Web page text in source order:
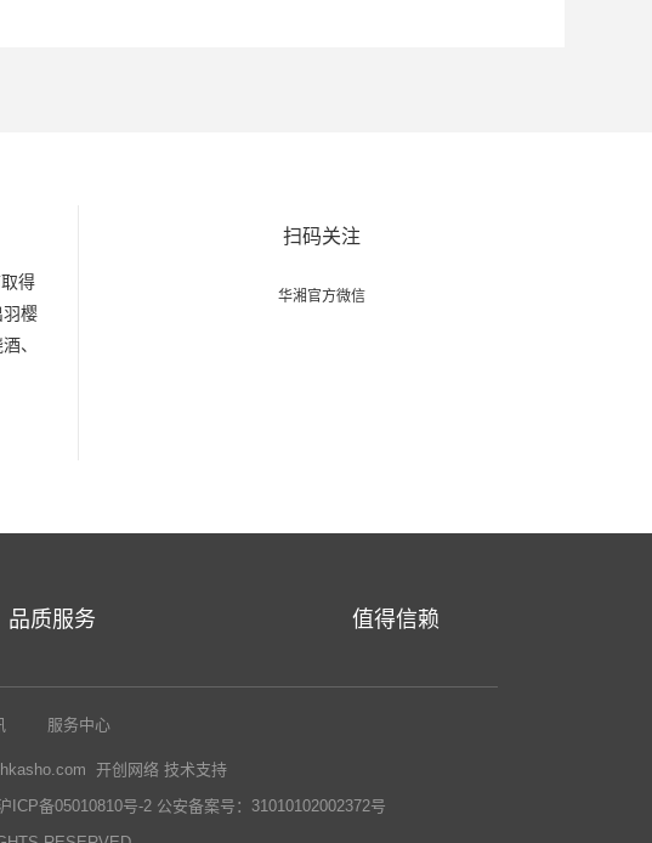
得
羽樱
、
扫码关注
华湘官方微信
品质服务 值得信赖
服务中心
开创网络技术支持
ICP备05010810号-2 公安备案号：31010102002372号